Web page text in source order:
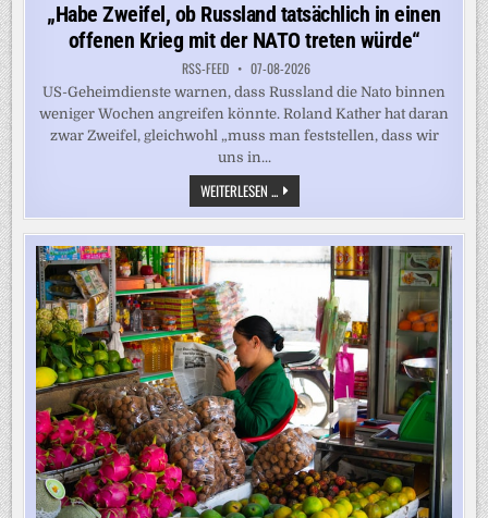
„Habe Zweifel, ob Russland tatsächlich in einen
offenen Krieg mit der NATO treten würde“
RSS-FEED 07-08-2026
US-Geheimdienste warnen, dass Russland die Nato binnen
weniger Wochen angreifen könnte. Roland Kather hat daran
zwar Zweifel, gleichwohl „muss man feststellen, dass wir
uns in...
WEITERLESEN ...„HABE
ZWEIFEL,
OB
RUSSLAND
TATSÄCHLICH
IN
DER
NATO
TRETEN
WÜRDE“